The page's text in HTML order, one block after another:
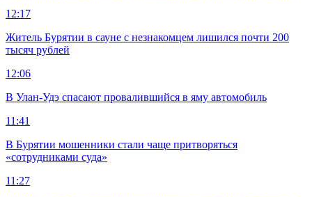
12:17
Житель Бурятии в сауне с незнакомцем лишился почти 200
тысяч рублей
12:06
В Улан-Удэ спасают провалившийся в яму автомобиль
11:41
В Бурятии мошенники стали чаще притворяться
«сотрудниками суда»
11:27